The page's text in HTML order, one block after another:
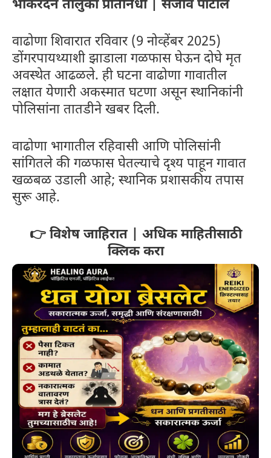
भोकरदन तालुका प्रतिनिधी | संजीव पाटील
वाढोणा शिवारात रविवार (9 नोव्हेंबर 2025)
डोंगरपायथ्याशी झाडाला गळफास घेऊन दोघे मृत
अवस्थेत आढळले. ही घटना वाढोणा गावातील
लक्षात येणारी अकस्मात घटणा असून स्थानिकांनी
पोलिसांना तातडीने खबर दिली.
वाढोणा भागातील रहिवासी आणि पोलिसांनी
सांगितले की गळफास घेतल्याचे दृश्य पाहून गावात
खळबळ उडाली आहे; स्थानिक प्रशासकीय तपास
सुरू आहे.
👉 विशेष जाहिरात | अधिक माहितीसाठी
क्लिक करा